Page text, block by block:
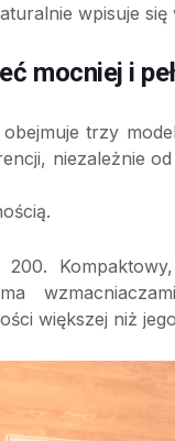
wpisuje się
mocniej i
trzy
niezależnie
większej niż